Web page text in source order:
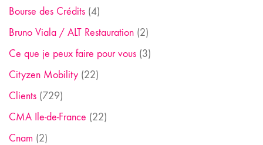
Bourse des Crédits (4)
Bruno Viala / ALT Restauration (2)
Ce que je peux faire pour vous (3)
Cityzen Mobility (22)
Clients (729)
CMA Ile-de-France (22)
Cnam (2)